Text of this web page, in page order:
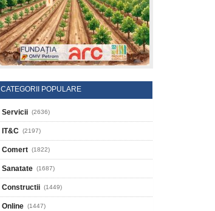
CATEGORII POPULARE
Servicii (2636)
IT&C (2197)
Comert (1822)
Sanatate (1687)
Constructii (1449)
Online (1447)